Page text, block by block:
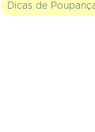
Dicas de